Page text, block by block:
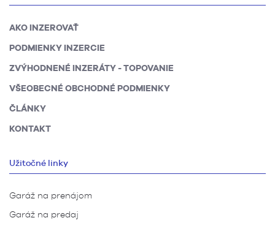
AKO INZEROVAŤ
PODMIENKY INZERCIE
ZVÝHODNENÉ INZERÁTY - TOPOVANIE
VŠEOBECNÉ OBCHODNÉ PODMIENKY
ČLÁNKY
KONTAKT
Užitočné linky
Garáž na prenájom
Garáž na predaj